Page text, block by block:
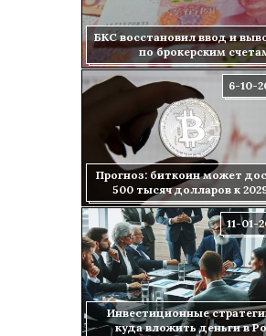
БКС восстановил ввод и
по брокерским
Прогноз: биткоин может
500 тысяч долларов к
6-10-
Инвестиционные
куда вложить деньги в
11-01-